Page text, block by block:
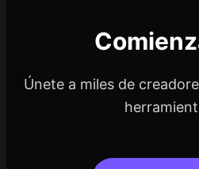
Únete a miles de